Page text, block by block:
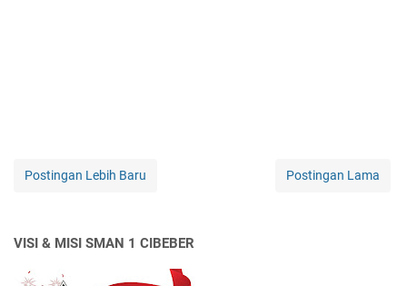
Postingan Lebih Baru Postingan Lama
VISI & MISI SMAN 1 CIBEBER